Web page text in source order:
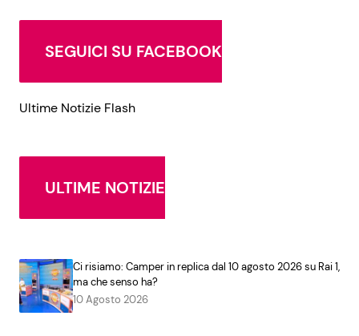
SEGUICI SU FACEBOOK
Ultime Notizie Flash
ULTIME NOTIZIE
Ci risiamo: Camper in replica dal 10 agosto 2026 su Rai 1,
ma che senso ha?
10 Agosto 2026